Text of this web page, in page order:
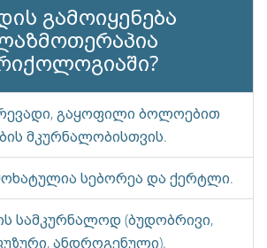
გამოიყენება
გაყოფილი ბოლოებით
მკურნალობისთვის.
სებორეა და ქერტლი.
სამკურნალოდ (ბუდობრივი,
ანდროგენული).